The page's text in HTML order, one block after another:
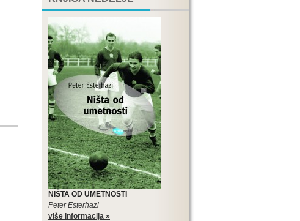
NIŠTA OD UMETNOSTI
Peter Esterhazi
više informacija »